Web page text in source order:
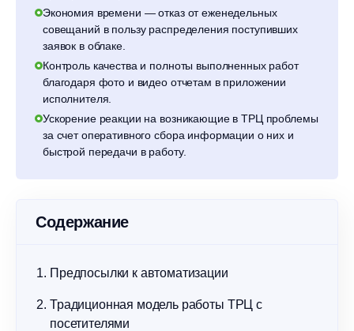
Экономия времени — отказ от еженедельных
совещаний в пользу распределения поступивших
заявок в облаке.
Контроль качества и полноты выполненных работ
благодаря фото и видео отчетам в приложении
исполнителя.
Ускорение реакции на возникающие в ТРЦ проблемы
за счет оперативного сбора информации о них и
быстрой передачи в работу.
Содержание
Предпосылки к автоматизации
Традиционная модель работы ТРЦ с
посетителями